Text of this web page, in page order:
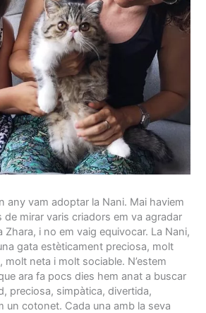
any vam adoptar la Nani. Mai haviem
mirar varis criadors em va agradar
Zhara, i no em vaig equivocar. La Nani,
gata estèticament preciosa, molt
molt neta i molt sociable. N’estem
ara fa pocs dies hem anat a buscar
preciosa, simpàtica, divertida,
un cotonet. Cada una amb la seva